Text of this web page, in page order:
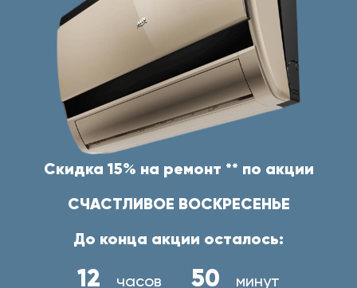
Скидка 15% на ремонт ** по акции
СЧАСТЛИВОЕ ВОСКРЕСЕНЬЕ
До конца акции осталось:
12 часов 50 минут